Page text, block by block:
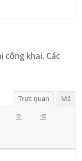
công khai. Các
Trực quan Mã